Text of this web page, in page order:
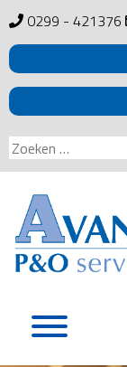
0299 - 421376
Zoeken
naar: